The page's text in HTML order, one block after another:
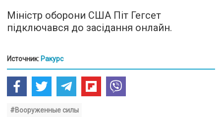
Міністр оборони США Піт Гегсет
підключався до засідання онлайн.
Источник: Ракурс
#Вооруженные силы